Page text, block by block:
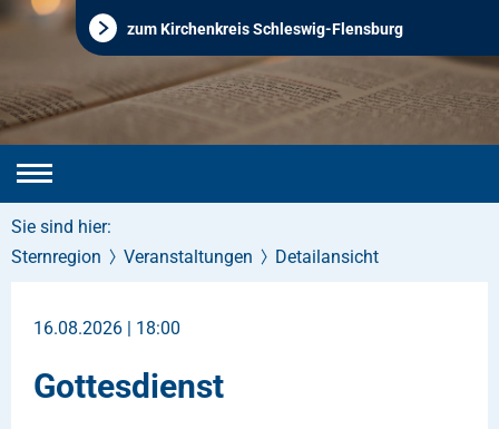
zum Kirchenkreis Schleswig-Flensburg
Sie sind hier:
Sternregion
Veranstaltungen Detailansicht
16.08.2026 | 18:00
Gottesdienst